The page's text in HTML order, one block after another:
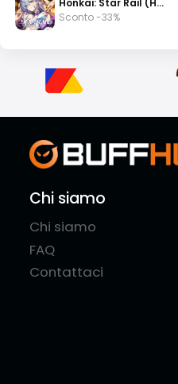
Honkai: Star Rail (HSR)
Sconto -33%
Chi siamo
Chi siamo
FAQ
Contattaci